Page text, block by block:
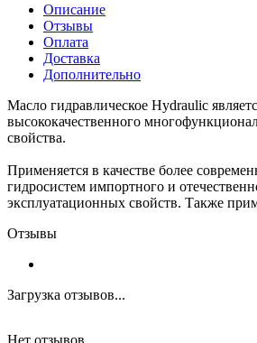
Описание
Отзывы
Оплата
Доставка
Дополнительно
Масло гидравлическое Hydraulic
высококачественного
свойства.
Применяется в качестве более
гидросистем импортного и
эксплуатационных свойств. Также
Отзывы
Загрузка отзывов...
Нет отзывов